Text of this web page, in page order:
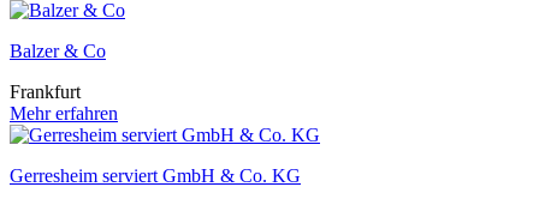
Balzer & Co
Frankfurt
Mehr erfahren
Gerresheim serviert GmbH & Co. KG